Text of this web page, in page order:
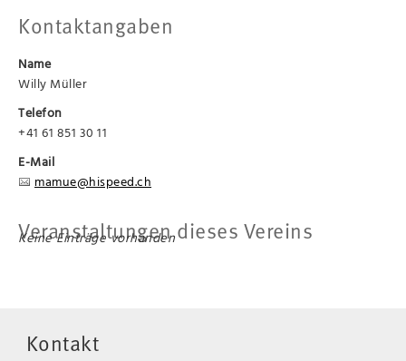
Kontaktangaben
Name
Willy Müller
Telefon
+41 61 851 30 11
E-Mail
mamue@hispeed.ch
Veranstaltungen dieses Vereins
Keine Einträge vorhanden
Kontakt